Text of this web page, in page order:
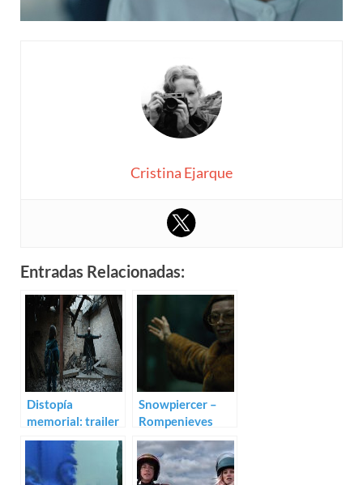
Cristina Ejarque
Entradas Relacionadas:
Distopía
memorial: trailer
para Embers
Snowpiercer –
Rompenieves
(Bong Joon-Ho)